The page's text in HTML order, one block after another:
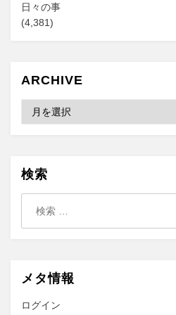
日々の事
(4,381)
ARCHIVE
Archive
検索
メタ情報
ログイン